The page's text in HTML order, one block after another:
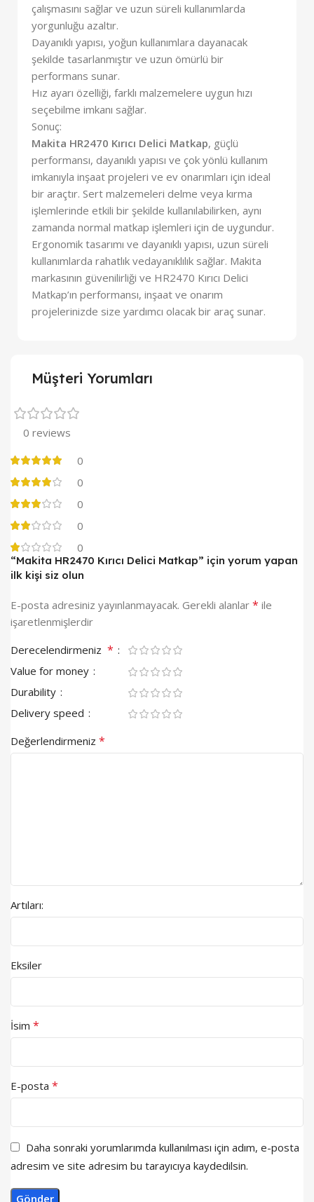
çalışmasını sağlar ve uzun süreli kullanımlarda
yorgunluğu azaltır.
Dayanıklı yapısı, yoğun kullanımlara dayanacak
şekilde tasarlanmıştır ve uzun ömürlü bir
performans sunar.
Hız ayarı özelliği, farklı malzemelere uygun hızı
seçebilme imkanı sağlar.
Sonuç:
Makita HR2470 Kırıcı Delici Matkap, güçlü
performansı, dayanıklı yapısı ve çok yönlü kullanım
imkanıyla inşaat projeleri ve ev onarımları için ideal
bir araçtır. Sert malzemeleri delme veya kırma
işlemlerinde etkili bir şekilde kullanılabilirken, aynı
zamanda normal matkap işlemleri için de uygundur.
Ergonomik tasarımı ve dayanıklı yapısı, uzun süreli
kullanımlarda rahatlık vedayanıklılık sağlar. Makita
markasının güvenilirliği ve HR2470 Kırıcı Delici
Matkap’ın performansı, inşaat ve onarım
projelerinizde size yardımcı olacak bir araç sunar.
Müşteri Yorumları
0 reviews
0
0
0
0
0
“Makita HR2470 Kırıcı Delici Matkap” için yorum yapan
ilk kişi siz olun
E-posta adresiniz yayınlanmayacak. Gerekli alanlar * ile
işaretlenmişlerdir
Derecelendirmeniz *
Value for money
Durability
Delivery speed
Değerlendirmeniz *
Artıları:
Eksiler
İsim *
E-posta *
Daha sonraki yorumlarımda kullanılması için adım, e-posta
adresim ve site adresim bu tarayıcıya kaydedilsin.